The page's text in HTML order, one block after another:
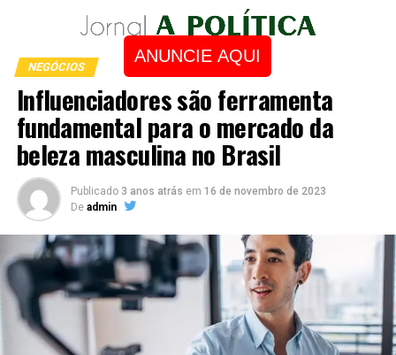
ANUNCIE AQUI
NEGÓCIOS
Influenciadores são ferramenta
fundamental para o mercado da
beleza masculina no Brasil
Publicado 3 anos atrás em 16 de novembro de 2023
De admin